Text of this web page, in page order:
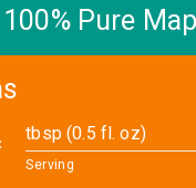
Pure
tbsp (0.5 fl. oz)
Serving